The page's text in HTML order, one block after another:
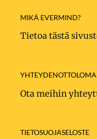
MIKÄ EVERMIND?
Tietoa tästä
Ota meihin
TIETOSUOJASELOSTE